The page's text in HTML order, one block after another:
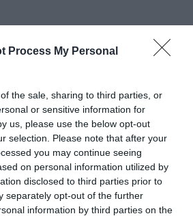
Process My Personal
the sale, sharing to third parties, or
or sensitive information for
us, please use the below opt-out
selection. Please note that after your
you may continue seeing
on personal information utilized by
disclosed to third parties prior to
separately opt-out of the further
information by third parties on the